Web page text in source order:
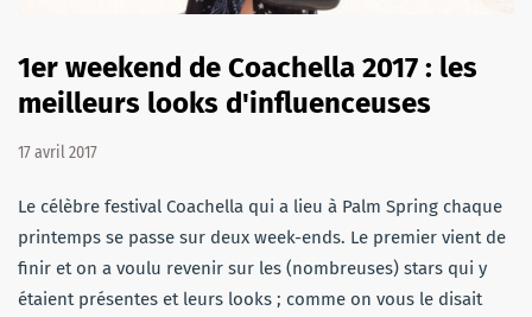
1er weekend de Coachella 2017 : les
meilleurs looks d'influenceuses
17 avril 2017
Le célèbre festival Coachella qui a lieu à Palm Spring chaque
printemps se passe sur deux week-ends. Le premier vient de
finir et on a voulu revenir sur les (nombreuses) stars qui y
étaient présentes et leurs looks ; comme on vous le disait